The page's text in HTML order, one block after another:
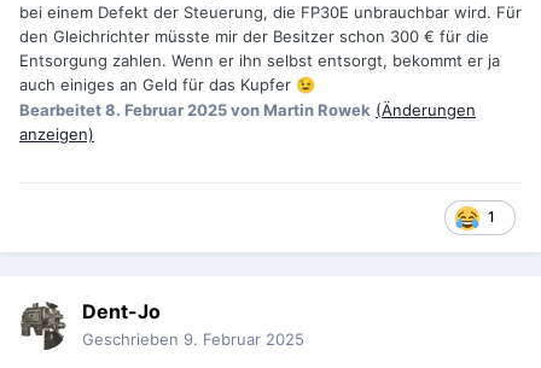
bei einem Defekt der Steuerung, die FP30E unbrauchbar wird. Für
den Gleichrichter müsste mir der Besitzer schon 300 € für die
Entsorgung zahlen. Wenn er ihn selbst entsorgt, bekommt er ja
auch einiges an Geld für das Kupfer 😉
Bearbeitet8. Februar 2025von Martin Rowek (Änderungen
anzeigen)
1
Dent-Jo
Geschrieben 9. Februar 2025